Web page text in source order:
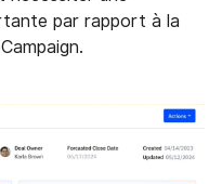
par rapport à la